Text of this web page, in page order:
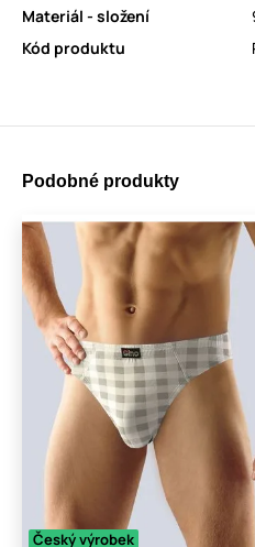
Materiál - složení
Kód produktu
Podobné produkty
Český výrobek